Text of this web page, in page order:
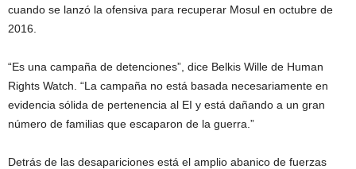
cuando se lanzó la ofensiva para recuperar Mosul en octubre de
2016.
“Es una campaña de detenciones”, dice Belkis Wille de Human
Rights Watch. “La campaña no está basada necesariamente en
evidencia sólida de pertenencia al EI y está dañando a un gran
número de familias que escaparon de la guerra.”
Detrás de las desapariciones está el amplio abanico de fuerzas